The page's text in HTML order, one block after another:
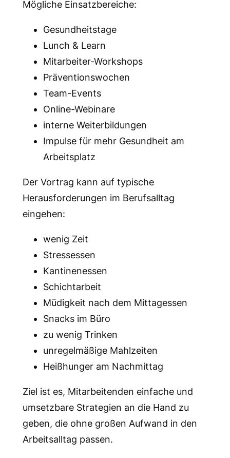
Mögliche Einsatzbereiche:
Gesundheitstage
Lunch & Learn
Mitarbeiter-Workshops
Präventionswochen
Team-Events
Online-Webinare
interne Weiterbildungen
Impulse für mehr Gesundheit am
Arbeitsplatz
Der Vortrag kann auf typische
Herausforderungen im Berufsalltag
eingehen:
wenig Zeit
Stressessen
Kantinenessen
Schichtarbeit
Müdigkeit nach dem Mittagessen
Snacks im Büro
zu wenig Trinken
unregelmäßige Mahlzeiten
Heißhunger am Nachmittag
Ziel ist es, Mitarbeitenden einfache und
umsetzbare Strategien an die Hand zu
geben, die ohne großen Aufwand in den
Arbeitsalltag passen.